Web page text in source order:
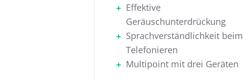
Effektive
Geräuschunterdrückung
Sprachverständlichkeit beim
Telefonieren
Multipoint mit drei Geräten